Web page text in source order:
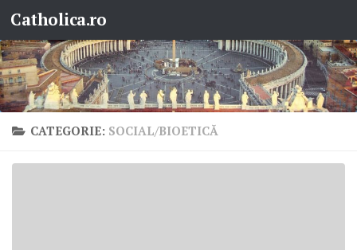
Skip to content
Catholica.ro
CATEGORIE: SOCIAL/BIOETICĂ